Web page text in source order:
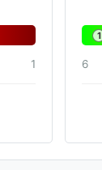
1
6
1